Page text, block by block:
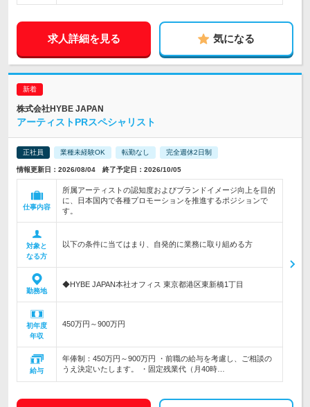
求人詳細を見る 気になる
株式会社HYBE JAPAN
アーティストPRスペシャリスト
正社員 業種未経験OK 転勤なし 完全週休2日制
情報更新日：2026/08/04 終了予定日：2026/10/05
仕事内容
所属アーティストの認知度およびブランドイメージ向上を目的
に、日本国内で各種プロモーションを推進するポジションで
す。
対象と
なる方
以下の条件に当てはまり、自発的に業務に取り組める方
勤務地
◆HYBE JAPAN本社オフィス 東京都港区東新橋1丁目
初年度
年収
450万円～900万円
給与
年俸制：450万円～900万円 ・前職の給与を考慮し、ご相談の
うえ決定いたします。 ・固定残業代（月40時…